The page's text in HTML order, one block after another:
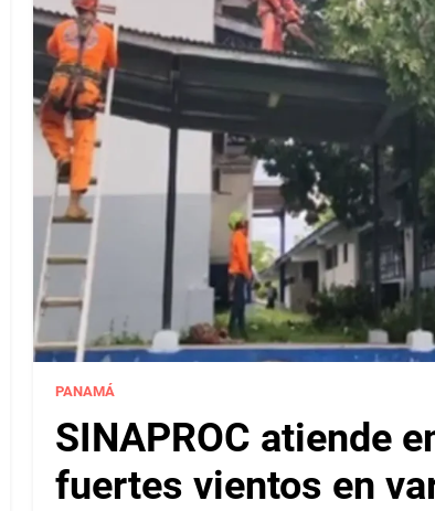
PANAMÁ
SINAPROC atiende
fuertes vientos en